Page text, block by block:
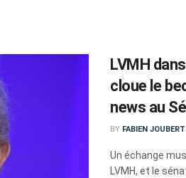
LVMH
cloue le
news au
BY FABIEN JOUBERT
Un échange
LVMH, et le